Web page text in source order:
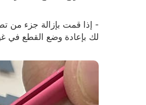
لك بإعادة وضع القطع في